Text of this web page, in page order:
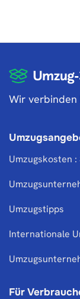
Wir verbinden
Umzugskosten
Umzugstipps
Internationale
Für